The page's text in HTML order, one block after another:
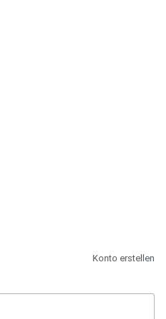
Konto erstellen